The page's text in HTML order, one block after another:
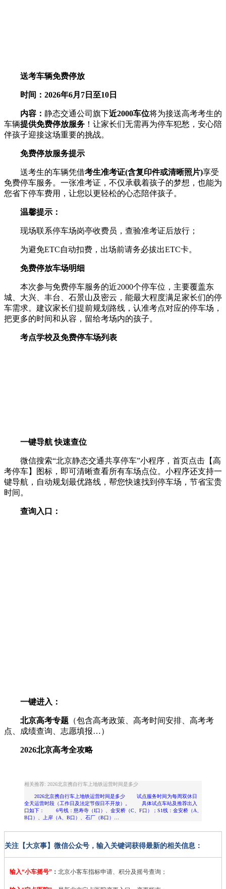
送考车辆免费停放
时间： 2026年6月7日至10日
内容： 静态交通公司旗下近2000车位将为接送高考考生的
车辆提供免费停放服务 ！让家长们无需再为停车犯愁，安心陪
伴孩子迎接这场重要的挑战。
免费停放服务提示
送考生的车辆凭借考生准考证(含复印件或清晰照片)享受
免费停车服务。一张准考证，不仅承载着孩子的梦想，也能为
您省下停车费用，让您以更轻松的心态陪伴孩子。
温馨提示：
现场联系停车场岗亭收费员，查验准考证后放行；
为避免ETC自动扣费，出场前请务必拔出ETC卡。
免费停放车场明细
本次参与免费停车服务的近2000个停车位，主要覆盖东
城、大兴、丰台、石景山及密云，能最大程度满足家长们的停
车需求。建议家长们提前规划路线，认准考点对应的停车场，
把更多的时间和从容，留给考场内的孩子。
考点学校及免费停车场列表
一键导航 快速查位
微信搜索“北京静态交通共享停车”小程序，首页点击【高
考停车】图标，即可清晰查看所有车场点位。小程序还支持一
键导航，自动规划最优路线，帮您快速找到停车场，节省宝贵
时间。
查询入口：
一键进入：
北京高考专题 （包含高考政策、高考时间安排、高考考
点、成绩查询、志愿填报…）
2026北京高考全攻略
相关推荐: 2026北京携自行车上地铁运营时间是多少
2026北京携自行车上地铁运营时间是多少 试点服务时间为每周双休日
全天运营时段（工作日及法定节假日不开放）。 具体试点车站及推荐出入
口如下： 6号线：慈寿寺（I口）、金安桥（C、F口）；S1线：金安桥（A、
B口）、上岸（A、B口）、石厂（B口）…
关注【大京事】微信公众号，输入关键词获得最新的相关信息：
输入“小车摇号” ： 北京小客车指标申请、积分及摇号查询；